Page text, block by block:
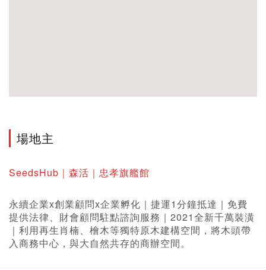
場地主
SeedsHub｜森活｜忠孝旗艦館
永續企業x創業顧問x企業孵化｜捷運1分鐘抵達｜免費
提供法律、財會顧問駐點諮詢服務｜2021全新千萬裝潢
｜利用再生肖楠、檜木等獨特原木建構空間，將木頭帶
入商務中心，與大自然共存的商辦空間。